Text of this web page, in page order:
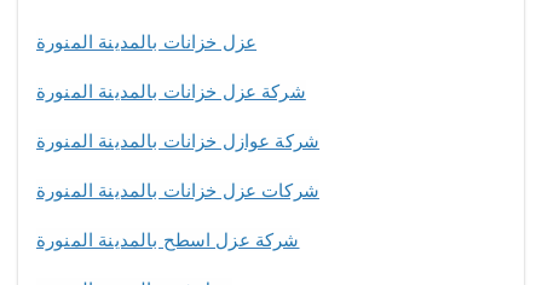
عزل خزانات بالمدينة المنورة
شركة عزل خزانات بالمدينة المنورة
شركة عوازل خزانات بالمدينة المنورة
شركات عزل خزانات بالمدينة المنورة
شركة عزل اسطح بالمدينة المنورة